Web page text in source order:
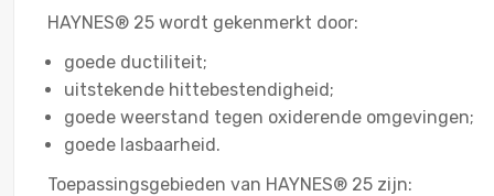
HAYNES® 25 wordt gekenmerkt door:
goede ductiliteit;
uitstekende hittebestendigheid;
goede weerstand tegen oxiderende omgevingen;
goede lasbaarheid.
Toepassingsgebieden van HAYNES® 25 zijn: